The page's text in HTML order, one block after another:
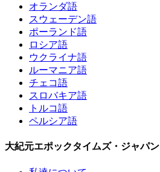
オランダ語
スウェーデン語
ポーランド語
ロシア語
ウクライナ語
ルーマニア語
チェコ語
スロバキア語
トルコ語
ペルシア語
大紀元エポックタイムズ・ジャパン